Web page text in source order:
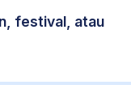
festival, atau